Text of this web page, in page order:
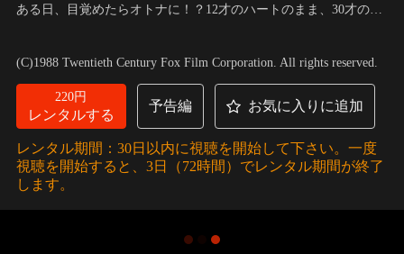
ある日、目覚めたらオトナに！？12才のハートのまま、30才のボ
(C)1988 Twentieth Century Fox Film Corporation. All rights reserved.
220円
レンタルする
予告編 お気に入りに追加
レンタル期間：30日以内に視聴を開始して下さい。一度
視聴を開始すると、3日（72時間）でレンタル期間が終了
します。